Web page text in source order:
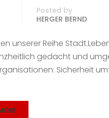
Posted by
HERGER BERND
unserer Reihe
gedacht und
Sicherheit